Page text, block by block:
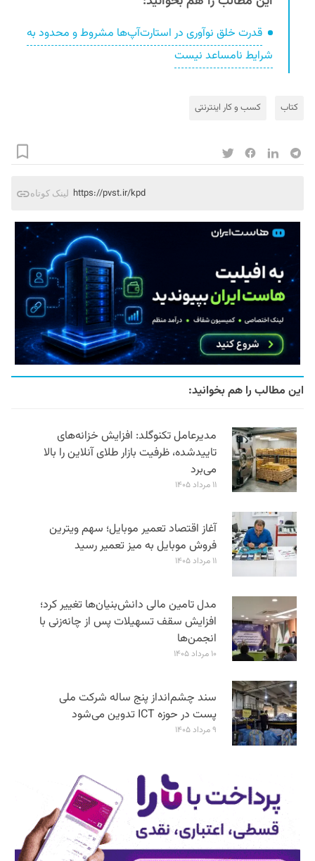
قدرت خلق نوآوری در استارت‌آپ‌ها مشروط و محدود به
شرایط نامساعد نیست
کتاب کسب و کار اینترنتی
لینک کوتاه https://pvst.ir/kpd
این مطالب را هم بخوانید:
مدیرعامل تکنوگلد: افزایش خزانه‌های
تاییدشده، ظرفیت بازار طلای آنلاین را بالا
می‌برد
۱۱ مرداد ۱۴۰۵
آغاز اقتصاد تعمیر موبایل؛ سهم ویترین
فروش موبایل به میز تعمیر رسید
۱۱ مرداد ۱۴۰۵
مدل تامین مالی دانش‌بنیان‌ها تغییر کرد؛
افزایش سقف تسهیلات پس از چانه‌زنی با
انجمن‌ها
۱۰ مرداد ۱۴۰۵
سند چشم‌انداز پنج ساله شرکت ملی
پست در حوزه ICT تدوین می‌شود
۹ مرداد ۱۴۰۵